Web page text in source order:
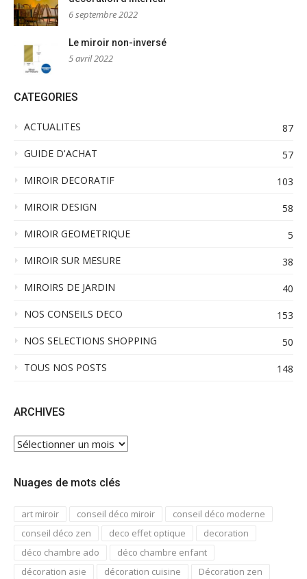
6 septembre 2022
Le miroir non-inversé
5 avril 2022
CATEGORIES
ACTUALITES
87
GUIDE D'ACHAT
57
MIROIR DECORATIF
103
MIROIR DESIGN
58
MIROIR GEOMETRIQUE
5
MIROIR SUR MESURE
38
MIROIRS DE JARDIN
40
NOS CONSEILS DECO
153
NOS SELECTIONS SHOPPING
50
TOUS NOS POSTS
148
ARCHIVES
ARCHIVES
Nuages de mots clés
art miroir conseil déco miroir
conseil déco moderne
conseil déco zen
deco effet optique
decoration
déco chambre ado
déco chambre enfant
décoration asie
décoration cuisine
Décoration zen